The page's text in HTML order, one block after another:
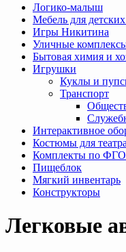
Логико-малыш
Мебель для
Игры Никитина
Уличные
Бытовая химия и
Игрушки
Куклы и
Транспорт
Интерактивное
Костюмы для
Комплекты по
Пищеблок
Мягкий инвентарь
Конструкторы
Легковые